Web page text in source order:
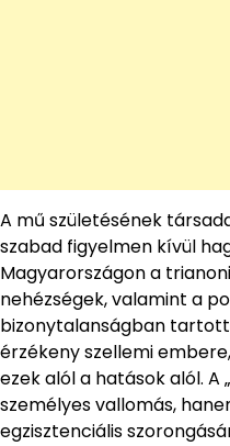
A mű születésének
szabad figyelmen kívül
Magyarországon a
nehézségek, valamint a
bizonytalanságban
érzékeny szellemi
ezek alól a hatások alól. A
személyes vallomás,
egzisztenciális